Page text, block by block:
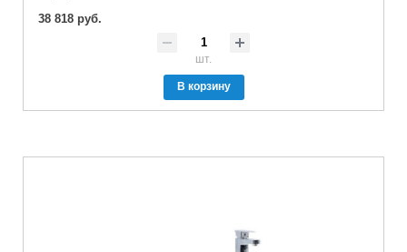
38 818 руб.
шт.
В корзину